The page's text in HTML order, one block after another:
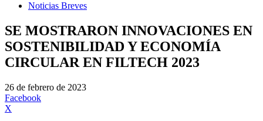
Noticias Breves
SE MOSTRARON INNOVACIONES EN
SOSTENIBILIDAD Y ECONOMÍA
CIRCULAR EN FILTECH 2023
26 de febrero de 2023
Facebook
X